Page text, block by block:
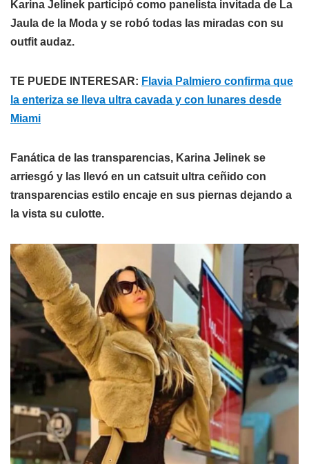
Karina Jelinek participó como panelista invitada de La
Jaula de la Moda y se robó todas las miradas con su
outfit audaz.
TE PUEDE INTERESAR: Flavia Palmiero confirma que
la enteriza se lleva ultra cavada y con lunares desde
Miami
Fanática de las transparencias, Karina Jelinek se
arriesgó y las llevó en un catsuit ultra ceñido con
transparencias estilo encaje en sus piernas dejando a
la vista su culotte.